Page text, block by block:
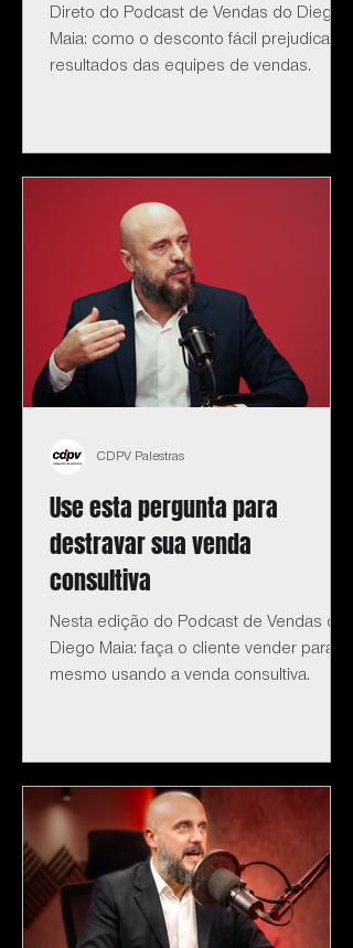
Direto do Podcast de Vendas do Diego
Maia: como o desconto fácil prejudica os
resultados das equipes de vendas.
Use esta pergunta para
destravar sua venda
consultiva
Nesta edição do Podcast de Vendas do
Diego Maia: faça o cliente vender para si
mesmo usando a venda consultiva.
CDPV Palestras